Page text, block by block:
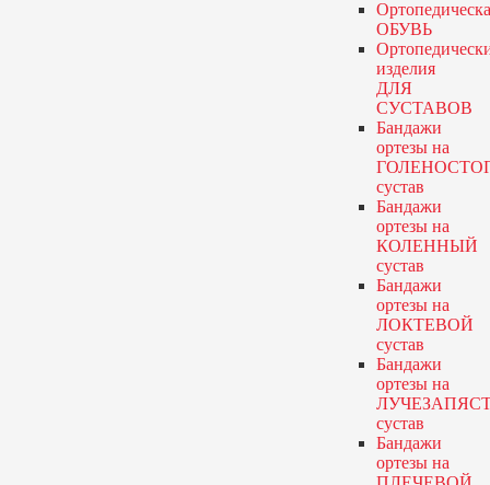
ОБУВЬ
изделия
ДЛЯ
СУСТАВОВ
Бандажи
ортезы на
сустав
Бандажи
ортезы на
КОЛЕННЫЙ
сустав
Бандажи
ортезы на
ЛОКТЕВОЙ
сустав
Бандажи
ортезы на
сустав
Бандажи
ортезы на